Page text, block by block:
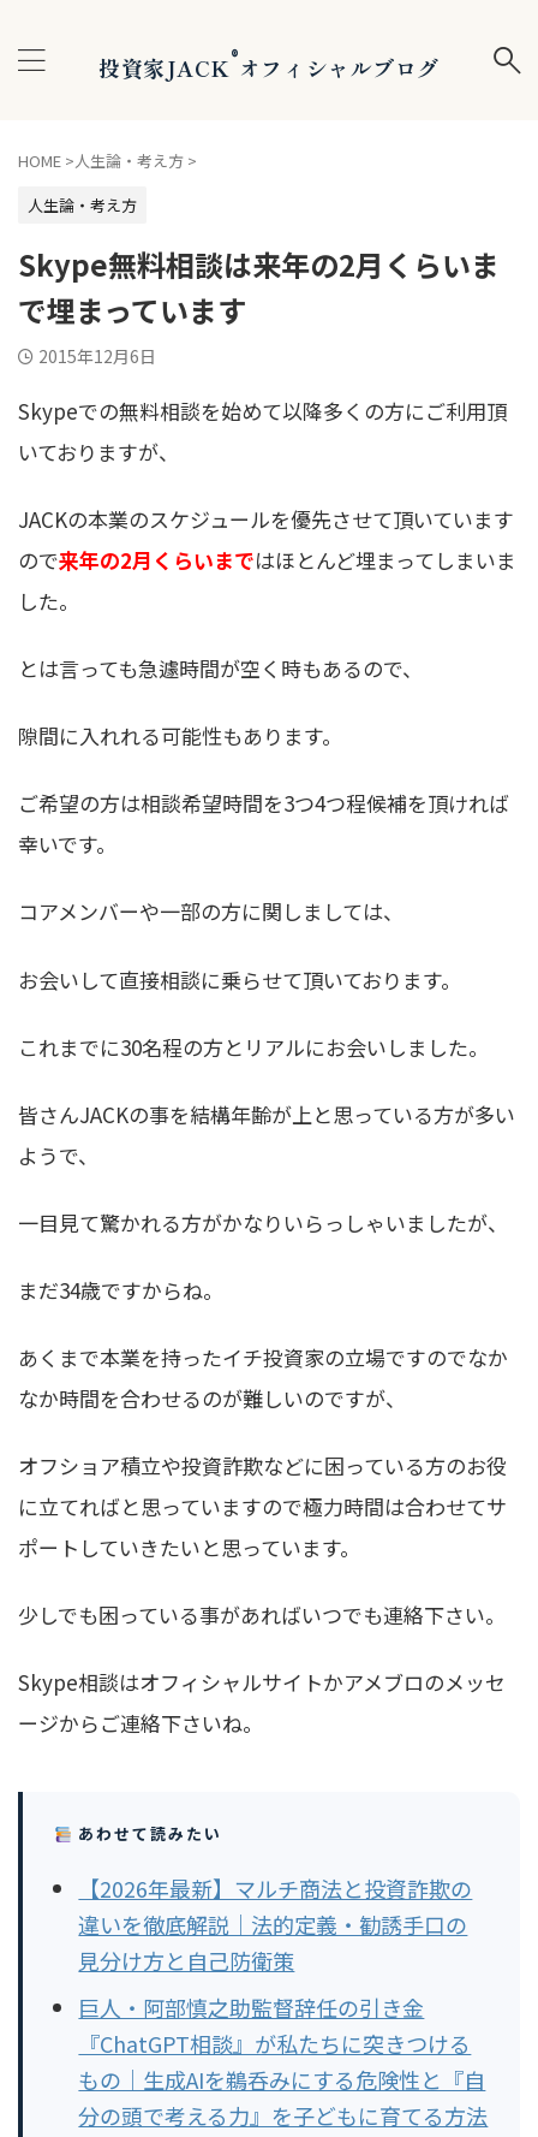
投資家JACK®オフィシャルブログ
HOME >人生論・考え方 >
人生論・考え方
Skype無料相談は来年の2月くらいま
で埋まっています
2015年12月6日
Skypeでの無料相談を始めて以降多くの方にご利用頂
いておりますが、
JACKの本業のスケジュールを優先させて頂いています
ので来年の2月くらいまではほとんど埋まってしまいま
した。
とは言っても急遽時間が空く時もあるので、
隙間に入れれる可能性もあります。
ご希望の方は相談希望時間を3つ4つ程候補を頂ければ
幸いです。
コアメンバーや一部の方に関しましては、
お会いして直接相談に乗らせて頂いております。
これまでに30名程の方とリアルにお会いしました。
皆さんJACKの事を結構年齢が上と思っている方が多い
ようで、
一目見て驚かれる方がかなりいらっしゃいましたが、
まだ34歳ですからね。
あくまで本業を持ったイチ投資家の立場ですのでなか
なか時間を合わせるのが難しいのですが、
オフショア積立や投資詐欺などに困っている方のお役
に立てればと思っていますので極力時間は合わせてサ
ポートしていきたいと思っています。
少しでも困っている事があればいつでも連絡下さい。
Skype相談はオフィシャルサイトかアメブロのメッセ
ージからご連絡下さいね。
あわせて読みたい
【2026年最新】マルチ商法と投資詐欺の
違いを徹底解説｜法的定義・勧誘手口の
見分け方と自己防衛策
巨人・阿部慎之助監督辞任の引き金
『ChatGPT相談』が私たちに突きつける
もの｜生成AIを鵜呑みにする危険性と『自
分の頭で考える力』を子どもに育てる方法